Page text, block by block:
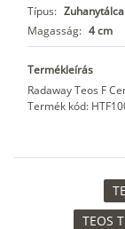
Típus: Zuhanytálca
Magasság: 4 cm
Termékleírás
Radaway Teos F
Termék kód:
TEOS